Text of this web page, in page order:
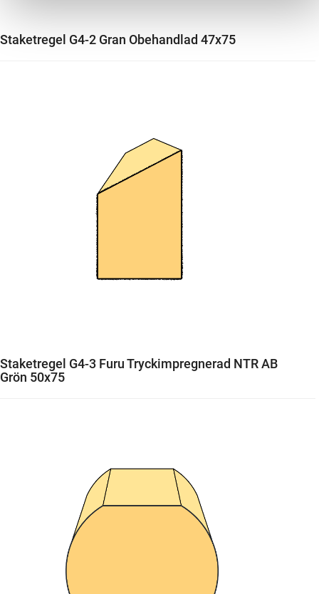
Staketregel G4-2 Gran Obehandlad 47x75
Staketregel G4-3 Furu Tryckimpregnerad NTR AB
Grön 50x75